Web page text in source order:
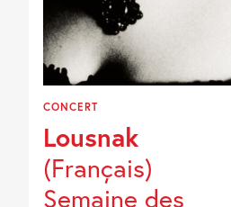
CONCERT
Lousnak
(Français)
Semaine des